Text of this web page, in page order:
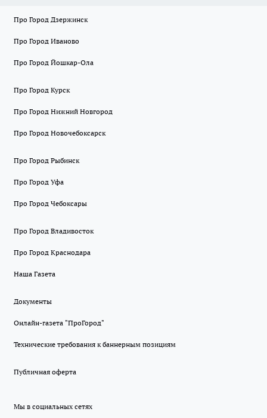
Про Город Дзержинск
Про Город Иваново
Про Город Йошкар-Ола
Про Город Курск
Про Город Нижний Новгород
Про Город Новочебоксарск
Про Город Рыбинск
Про Город Уфа
Про Город Чебоксары
Про Город Владивосток
Про Город Краснодара
Наша Газета
Документы
Онлайн-газета "ПроГород"
Технические требования к баннерным позициям
Публичная оферта
Мы в социальных сетях